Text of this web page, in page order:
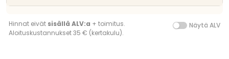
Hinnat eivät sisällä ALV:a + toimitus.
Aloituskustannukset 35 € (kertakulu).
Näytä ALV